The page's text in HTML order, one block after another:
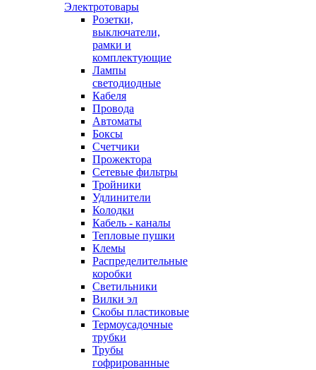
Электротовары
Розетки,
выключатели,
рамки и
комплектующие
Лампы
светодиодные
Кабеля
Провода
Автоматы
Боксы
Счетчики
Прожектора
Сетевые фильтры
Тройники
Удлинители
Колодки
Кабель - каналы
Тепловые пушки
Клемы
Распределительные
коробки
Светильники
Вилки эл
Скобы пластиковые
Термоусадочные
трубки
Трубы
гофрированные